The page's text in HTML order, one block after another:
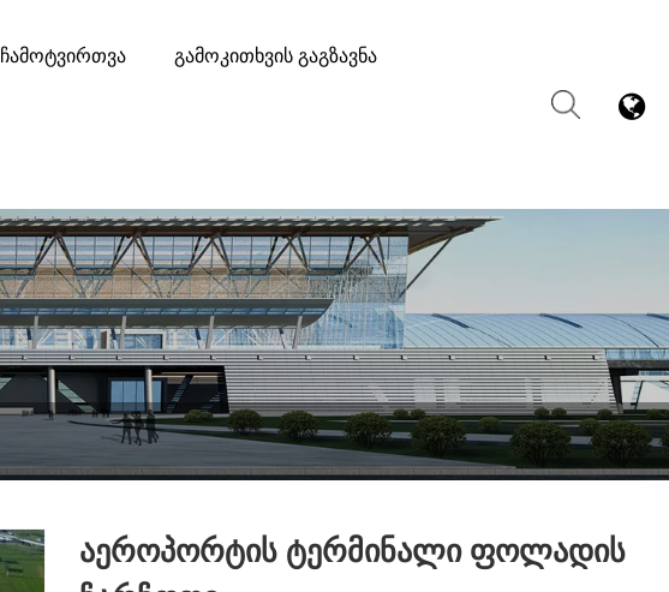
Ჩამოტვირთვა Გამოკითხვის Გაგზავნა
აეროპორტის ტერმინალი ფოლადის